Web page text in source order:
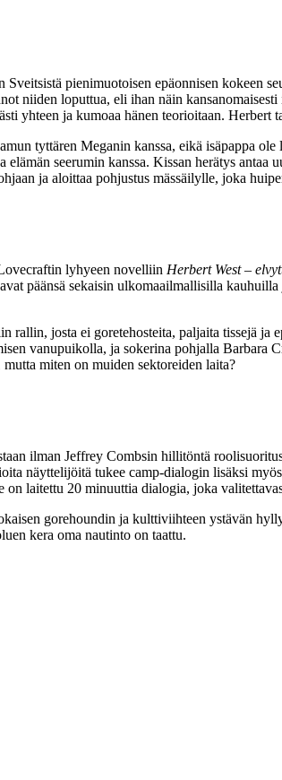
Sveitsistä pienimuotoisen epäonnisen
niiden loputtua, eli ihan näin
yhteen ja kumoaa hänen teorioitaan.
tyttären Meganin kanssa, eikä isäpappa
elämän seerumin kanssa. Kissan herätys
ja aloittaa pohjustus mässäilylle, joka
lyhyeen novelliin Herbert West –
päänsä sekaisin ulkomaailmallisilla
josta ei goretehosteita, paljaita tissejä
vanupuikolla, ja sokerina pohjalla Barbara
miten on muiden sektoreiden laita?
ilman Jeffrey Combsin hillitöntä
näyttelijöitä tukee camp-dialogin lisäksi
laitettu 20 minuuttia dialogia, joka
gorehoundin ja kulttiviihteen ystävän
kera oma nautinto on taattu.